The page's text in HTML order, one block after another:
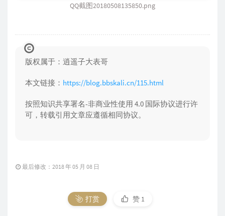
QQ截图20180508135850.png
版权属于：逍遥子大表哥
本文链接： https://blog.bbskali.cn/115.html
按照知识共享署名-非商业性使用 4.0 国际协议进行许
可，转载引用文章应遵循相同协议。
最后修改：2018 年 05 月 08 日
打赏 赞 1